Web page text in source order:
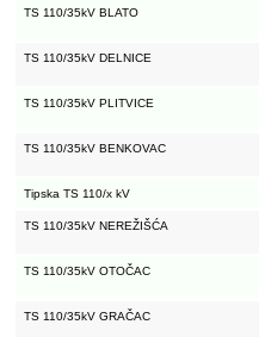
TS 110/35kV BLATO
TS 110/35kV DELNICE
TS 110/35kV PLITVICE
TS 110/35kV BENKOVAC
Tipska TS 110/x kV
TS 110/35kV NEREŽIŠĆA
TS 110/35kV OTOČAC
TS 110/35kV GRAČAC